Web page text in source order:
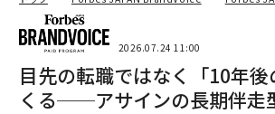
2026.07.24 11:00
目先の転職ではなく「10年
くる──アサインの長期伴走